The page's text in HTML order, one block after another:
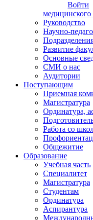
Войти
Руководство
Научно-
Развитие
Основные
СМИ о нас
Аудитории
Поступающим
Приемная
Магистратура
Ординатура,
Работа со
Общежитие
Образование
Учебная часть
Специалитет
Магистратура
Студентам
Ординатура
Аспирантура